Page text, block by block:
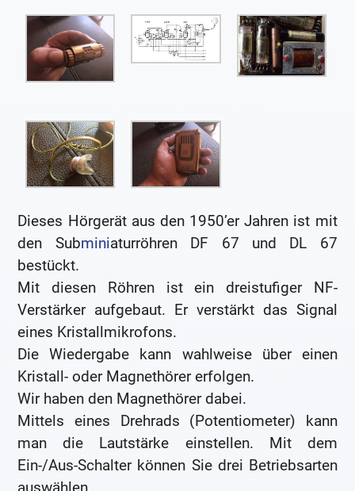
Dieses Hörgerät aus den 1950’er Jahren ist mit
den Subminiaturröhren DF 67 und DL 67
bestückt.
Mit diesen Röhren ist ein dreistufiger NF-
Verstärker aufgebaut. Er verstärkt das Signal
eines Kristallmikrofons.
Die Wiedergabe kann wahlweise über einen
Kristall- oder Magnethörer erfolgen.
Wir haben den Magnethörer dabei.
Mittels eines Drehrads (Potentiometer) kann
man die Lautstärke einstellen. Mit dem
Ein-/Aus-Schalter können Sie drei Betriebsarten